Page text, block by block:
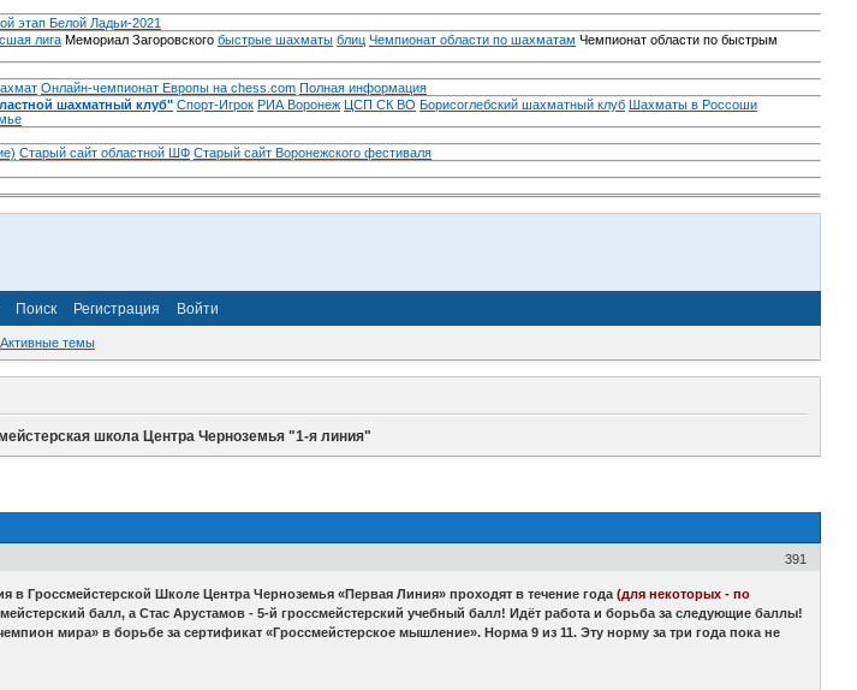
этап Белой Ладьи-2021
лига Мемориал Загоровского быстрые шахматы блиц Чемпионат области по шахматам Чемпионат области по быстрым
Онлайн-чемпионат Европы на chess.com Полная информация
шахматный клуб" Спорт-Игрок РИА Воронеж ЦСП СК ВО Борисоглебский шахматный клуб Шахматы в Россоши
Старый сайт областной ШФ Старый сайт Воронежского фестиваля
Поиск Регистрация Войти
Активные темы
школа Центра Черноземья "1-я линия"
391
Гроссмейстерской Школе Центра Черноземья «Первая Линия» проходят в течение года (для некоторых - по
балл, а Стас Арустамов - 5-й гроссмейстерский учебный балл! Идёт работа и борьба за следующие баллы!
мира» в борьбе за сертификат «Гроссмейстерское мышление». Норма 9 из 11. Эту норму за три года пока не